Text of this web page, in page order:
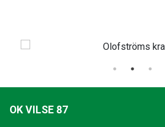
OK VILSE 87